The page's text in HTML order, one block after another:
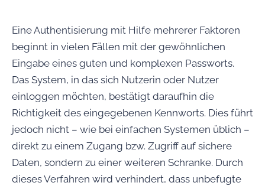
Eine Authentisierung mit Hilfe mehrerer Faktoren
beginnt in vielen Fällen mit der gewöhnlichen
Eingabe eines guten und komplexen Passworts.
Das System, in das sich Nutzerin oder Nutzer
einloggen möchten, bestätigt daraufhin die
Richtigkeit des eingegebenen Kennworts. Dies führt
jedoch nicht – wie bei einfachen Systemen üblich –
direkt zu einem Zugang bzw. Zugriff auf sichere
Daten, sondern zu einer weiteren Schranke. Durch
dieses Verfahren wird verhindert, dass unbefugte